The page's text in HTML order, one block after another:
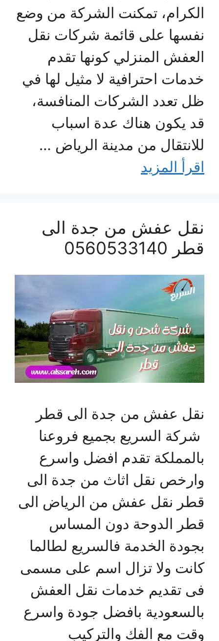
الكرام، تمكنت الشركة من وضع
نفسها على قائمة شركات نقل
العفش المنزلي كونها تقدم
خدمات احترافية لا مثيل لها في
ظل تعدد الشركات المنافسة،
قد يكون هناك عدة اسباب
للانتقال من مدينة الرياض …
اقرأ المزيد
نقل عفش من جدة الى
قطر 0560533140
نقل عفش من جدة الى قطر
شركة السريع بجميع فروعنا
بالمملكة تقدم افضل واسرع
وارخص نقل اثاث من جدة الى
قطر نقل عفش من الرياض الى
قطر الدوحة دون المساس
بجودة الخدمة فالسريع لطالما
كانت ولا تزال اسم على مسمى
فى تقديم خدمات نقل العفش
بالسعودية بافضل جودة واسرع
وقت مع الفك والتركيب